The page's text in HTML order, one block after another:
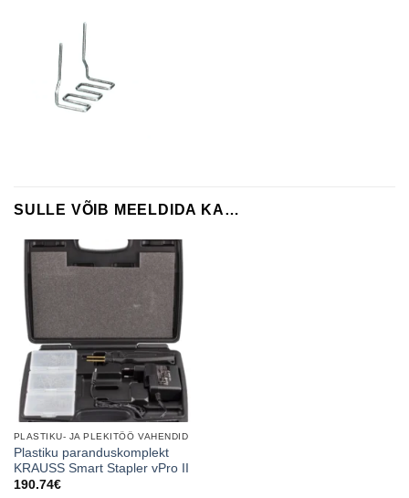
SULLE VÕIB MEELDIDA KA…
PLASTIKU- JA PLEKITÖÖ VAHENDID
Plastiku paranduskomplekt
KRAUSS Smart Stapler vPro II
190.74€